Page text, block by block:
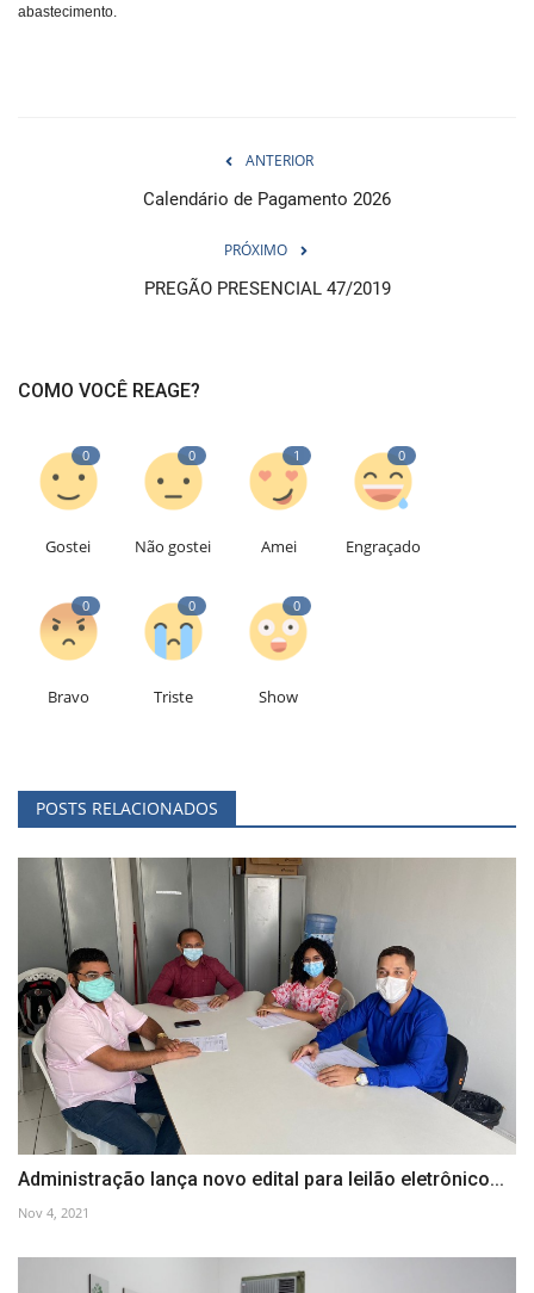
abastecimento.
ANTERIOR
Calendário de Pagamento 2026
PRÓXIMO
PREGÃO PRESENCIAL 47/2019
COMO VOCÊ REAGE?
0
Gostei
0
Não gostei
1
Amei
0
Engraçado
0
Bravo
0
Triste
0
Show
POSTS RELACIONADOS
Administração lança novo edital para leilão eletrônico...
Nov 4, 2021